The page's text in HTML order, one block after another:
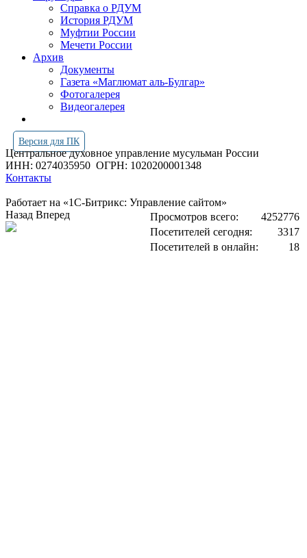
Справка о РДУМ
История РДУМ
Муфтии России
Мечети России
Архив
Документы
Газета «Маглюмат аль-Булгар»
Фотогалерея
Видеогалерея
Версия для ПК
Центральное духовное управление мусульман России
ИНН: 0274035950 ОГРН: 1020200001348
Контакты
Работает на «1С-Битрикс: Управление сайтом»
Просмотров всего:
4252776
Посетителей сегодня:
3317
Посетителей в онлайн:
18
Назад Вперед